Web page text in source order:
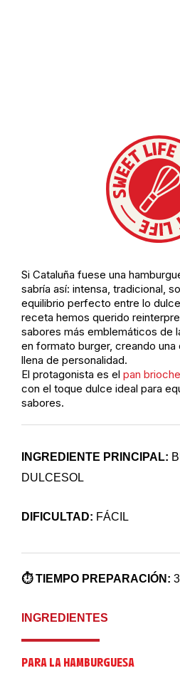
Si Cataluña fuese una
sabría así: intensa, tradicional,
equilibrio perfecto entre lo
receta hemos querido
sabores más emblemáticos de
en formato burger, creando
llena de personalidad.
El protagonista es el pan
con el toque dulce ideal para
sabores.
INGREDIENTE PRINCIPAL:
DULCESOL
DIFICULTAD: FÁCIL
⏱️ TIEMPO PREPARACIÓN:
INGREDIENTES
PARA LA HAMBURGUESA